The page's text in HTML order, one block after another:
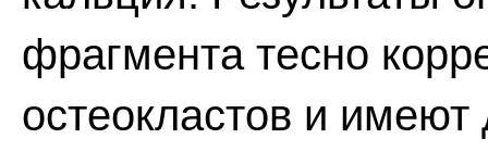
фрагмента тесно
остеокластов и имеют